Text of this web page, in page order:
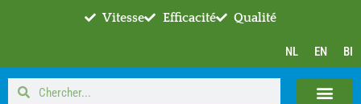
Vitesse Efficacité Qualité
NL EN BI